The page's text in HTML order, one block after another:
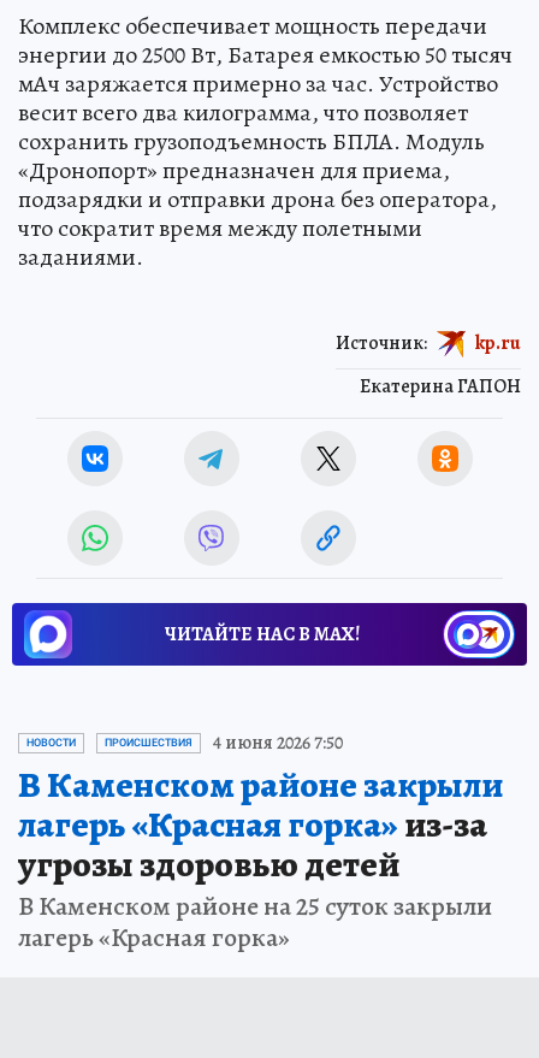
Комплекс обеспечивает мощность передачи
энергии до 2500 Вт, Батарея емкостью 50 тысяч
мАч заряжается примерно за час. Устройство
весит всего два килограмма, что позволяет
сохранить грузоподъемность БПЛА. Модуль
«Дронопорт» предназначен для приема,
подзарядки и отправки дрона без оператора,
что сократит время между полетными
заданиями.
Екатерина ГАПОН
Источник: kp.ru
ЧИТАЙТЕ НАС В МАХ!
НОВОСТИ ПРОИСШЕСТВИЯ 4 июня 2026 7:50
В Каменском районе закрыли
лагерь «Красная горка»из-за
угрозы здоровью детей
В Каменском районе на 25 суток закрыли
лагерь «Красная горка»